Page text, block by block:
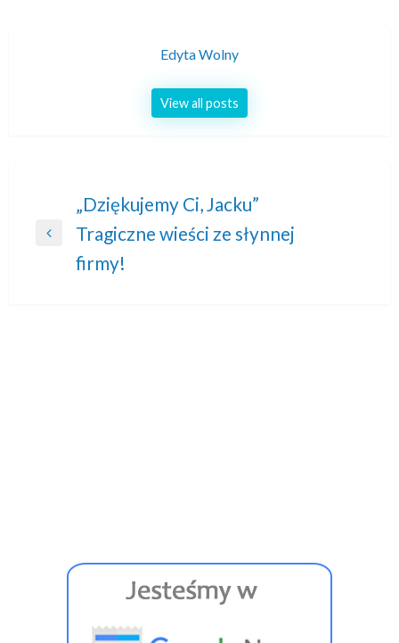
Edyta Wolny
View all posts
Nawigacja
wpisu
Previous
„Dziękujemy Ci, Jacku”
Tragiczne wieści ze słynnej
firmy!